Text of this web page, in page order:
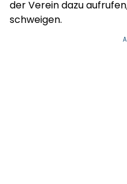
der Verein dazu
schweigen.